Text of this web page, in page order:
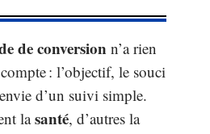
de conversion n’a rien
: l’objectif, le souci
d’un suivi simple.
lasanté, d’autres la